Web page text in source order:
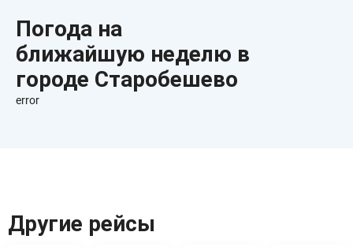
Погода на
ближайшую неделю в
городе Старобешево
error
Другие рейсы